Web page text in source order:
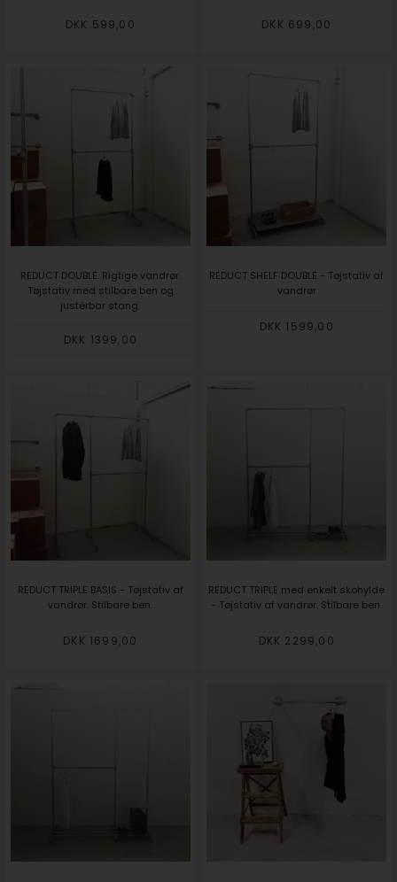
DKK 599,00 DKK 699,00
REDUCT DOUBLE. Rigtige vandrør.
Tøjstativ med stilbare ben og
justérbar stang.
DKK 1399,00
REDUCT SHELF DOUBLE - Tøjstativ af
vandrør
DKK 1599,00
REDUCT TRIPLE BASIS - Tøjstativ af
vandrør. Stilbare ben.
DKK 1699,00
REDUCT TRIPLE med enkelt skohylde
- Tøjstativ af vandrør. Stilbare ben.
DKK 2299,00